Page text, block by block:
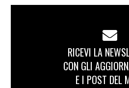
RICEVI LA
CON GLI
E I POST DEL